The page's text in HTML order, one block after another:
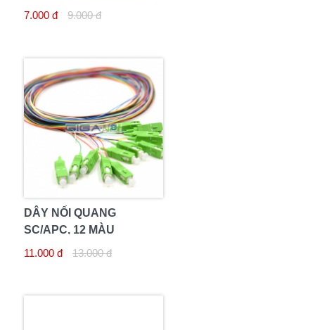
7.000 đ
9.000 đ
DÂY NỐI QUANG
SC/APC, 12 MÀU
11.000 đ
13.000 đ